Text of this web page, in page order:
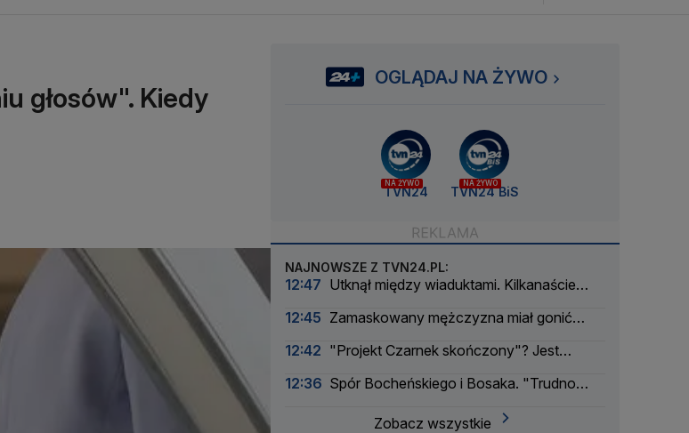
głosów". Kiedy
OGLĄDAJ NA ŻYWO
NA ŻYWO
TVN24
NA ŻYWO
TVN24 BiS
NAJNOWSZE Z TVN24.PL:
12:47 Utknął między wiaduktami. Kilkanaście
12:45 Zamaskowany mężczyzna miał gonić
12:42 "Projekt Czarnek skończony"? Jest
12:36 Spór Bocheńskiego i Bosaka. "Trudno
Zobacz wszystkie